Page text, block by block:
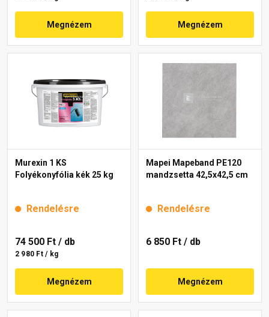
Megnézem Megnézem
Murexin 1 KS
Folyékonyfólia kék 25 kg
Rendelésre
74 500 Ft / db
2 980 Ft / kg
Megnézem
Mapei Mapeband PE120
mandzsetta 42,5x42,5 cm
Rendelésre
6 850 Ft / db
Megnézem